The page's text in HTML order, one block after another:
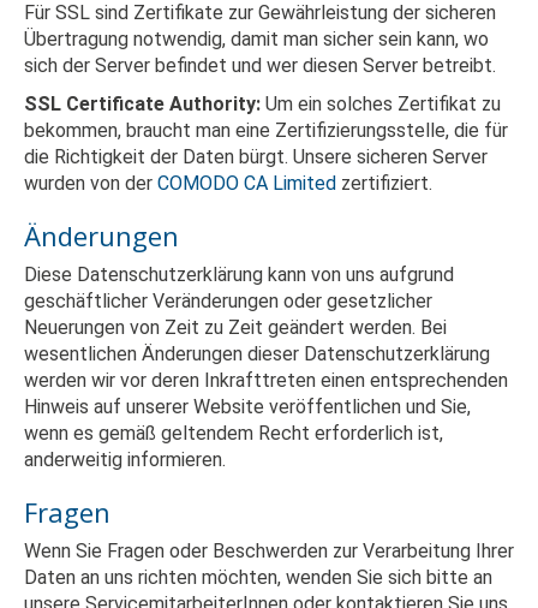
Für SSL sind Zertifikate zur Gewährleistung der sicheren
Übertragung notwendig, damit man sicher sein kann, wo
sich der Server befindet und wer diesen Server betreibt.
SSL Certificate Authority: Um ein solches Zertifikat zu
bekommen, braucht man eine Zertifizierungsstelle, die für
die Richtigkeit der Daten bürgt. Unsere sicheren Server
wurden von der COMODO CA Limited zertifiziert.
Änderungen
Diese Datenschutzerklärung kann von uns aufgrund
geschäftlicher Veränderungen oder gesetzlicher
Neuerungen von Zeit zu Zeit geändert werden. Bei
wesentlichen Änderungen dieser Datenschutzerklärung
werden wir vor deren Inkrafttreten einen entsprechenden
Hinweis auf unserer Website veröffentlichen und Sie,
wenn es gemäß geltendem Recht erforderlich ist,
anderweitig informieren.
Fragen
Wenn Sie Fragen oder Beschwerden zur Verarbeitung Ihrer
Daten an uns richten möchten, wenden Sie sich bitte an